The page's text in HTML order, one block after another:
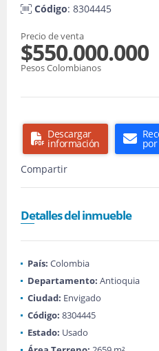
Código: 8304445
Precio de venta
$550.000.000
Pesos Colombianos
Descargar
información
Compartir
Detalles del inmueble
País: Colombia
Departamento: Antioquia
Ciudad: Envigado
Código: 8304445
Estado: Usado